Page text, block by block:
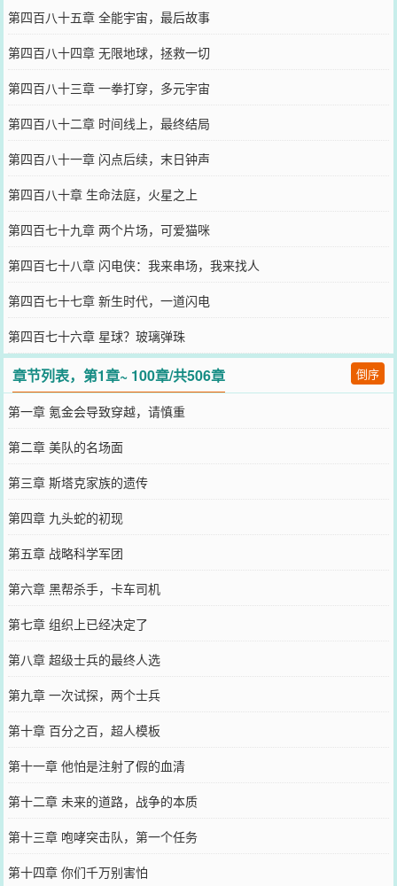
第四百八十五章 全能宇宙，最后故事
第四百八十四章 无限地球，拯救一切
第四百八十三章 一拳打穿，多元宇宙
第四百八十二章 时间线上，最终结局
第四百八十一章 闪点后续，末日钟声
第四百八十章 生命法庭，火星之上
第四百七十九章 两个片场，可爱猫咪
第四百七十八章 闪电侠：我来串场，我来找人
第四百七十七章 新生时代，一道闪电
第四百七十六章 星球？玻璃弹珠
章节列表，第1章~ 100章/共506章 倒序
第一章 氪金会导致穿越，请慎重
第二章 美队的名场面
第三章 斯塔克家族的遗传
第四章 九头蛇的初现
第五章 战略科学军团
第六章 黑帮杀手，卡车司机
第七章 组织上已经决定了
第八章 超级士兵的最终人选
第九章 一次试探，两个士兵
第十章 百分之百，超人模板
第十一章 他怕是注射了假的血清
第十二章 未来的道路，战争的本质
第十三章 咆哮突击队，第一个任务
第十四章 你们千万别害怕